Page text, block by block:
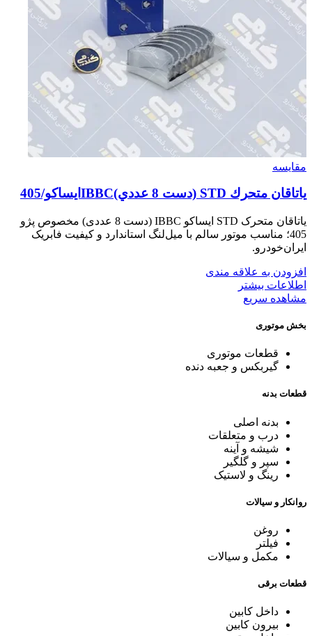
مقایسه
ياتاقان متحرك STD (دست 8 عددي)IBBCايساكو/405
یاتاقان متحرک STD ایساکو IBBC (دست 8 عددی) مخصوص پژو
405؛ مناسب موتور سالم با میل‌لنگ استاندارد و کیفیت فابریک
ایران‌خودرو.
افزودن به علاقه مندی
اطلاعات بیشتر
مشاهده سریع
بخش موتوری
قطعات موتوری
گیربکس و جعبه دنده
قطعات بدنه
بدنه اصلی
درب و متعلقات
شیشه و آینه
سپر و گلگیر
رینگ و لاستیک
روانکار و سیالات
روغن
فیلتر
مکمل و سیالات
قطعات برقی
داخل کابین
بیرون کابین